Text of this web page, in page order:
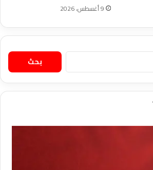
9 أغسطس، 2026
البحث
عن: